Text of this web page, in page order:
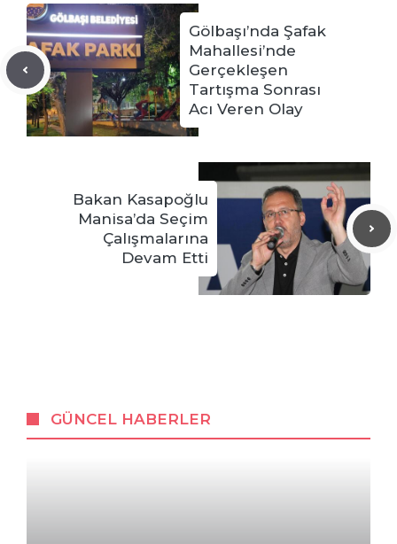
Gölbaşı’nda Şafak
Mahallesi’nde
Gerçekleşen
Tartışma Sonrası
Acı Veren Olay
Bakan Kasapoğlu
Manisa’da Seçim
Çalışmalarına
Devam Etti
GÜNCEL HABERLER